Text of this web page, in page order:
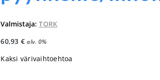
Valmistaja:TORK
60,93 € alv. 0%
Kaksi värivaihtoehtoa